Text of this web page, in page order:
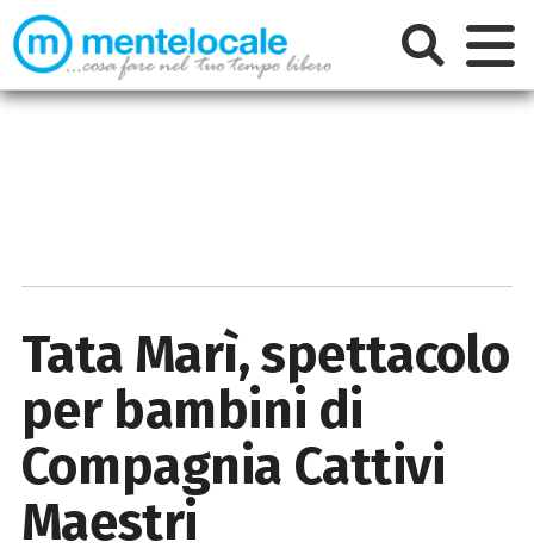
Tata Marì, spettacolo
per bambini di
Compagnia Cattivi
Maestri